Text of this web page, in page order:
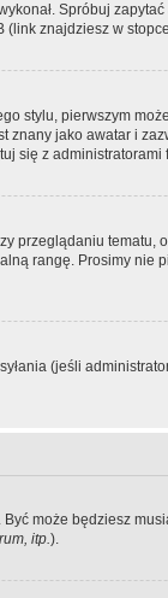
Spróbuj
(link znajdziesz w
stylu, pierwszym
jako awatar i
się z administratorami
rangę. Prosimy
(jeśli
może będziesz
itp.).